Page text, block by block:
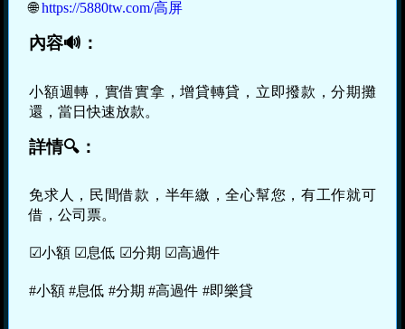
🌐https://5880tw.com/高屏
內容🔊：
小額週轉，實借實拿，增貸轉貸，立即撥款，分期攤
還，當日快速放款。
詳情🔍：
免求人，民間借款，半年繳，全心幫您，有工作就可
借，公司票。
☑小額 ☑息低 ☑分期 ☑高過件
#小額 #息低 #分期 #高過件 #即樂貸